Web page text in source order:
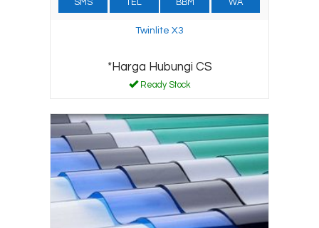
SMS TEL BBM WA
Twinlite X3
*Harga Hubungi CS
Ready Stock